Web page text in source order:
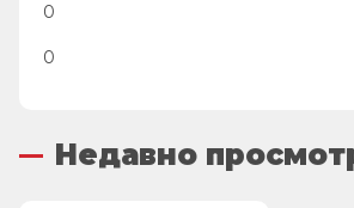
0
0
Недавно